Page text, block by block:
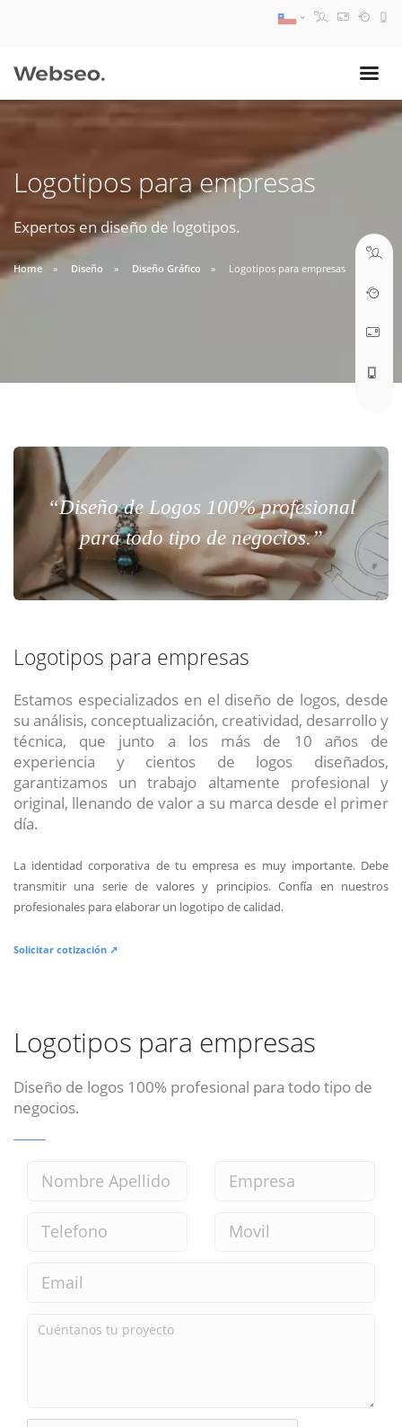
Logotipos para empresas
Expertos en diseño de logotipos.
Home Diseño Diseño Gráfico Logotipos para empresas
“Diseño de Logos 100% profesional
para todo tipo de negocios.”
Logotipos para empresas
Estamos especializados en el diseño de logos, desde
su análisis, conceptualización, creatividad, desarrollo y
técnica, que junto a los más de 10 años de
experiencia y cientos de logos diseñados,
garantizamos un trabajo altamente profesional y
original, llenando de valor a su marca desde el primer
día.
La identidad corporativa de tu empresa es muy importante. Debe
transmitir una serie de valores y principios. Confía en nuestros
profesionales para elaborar un logotipo de calidad.
Solicitar cotización ↗
Logotipos para empresas
Diseño de logos 100% profesional para todo tipo de
negocios.
09:30 AM A 18:30 PM
soporte@webseo.cl